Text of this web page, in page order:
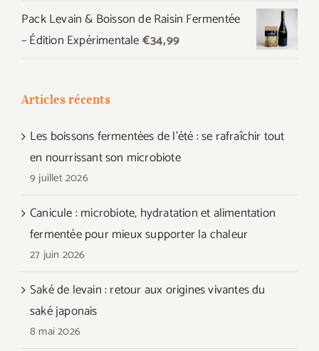
Pack Levain & Boisson de Raisin Fermentée
– Édition Expérimentale€34,99
Articles récents
Les boissons fermentées de l’été : se rafraîchir tout
en nourrissant son microbiote
9 juillet 2026
Canicule : microbiote, hydratation et alimentation
fermentée pour mieux supporter la chaleur
27 juin 2026
Saké de levain : retour aux origines vivantes du
saké japonais
8 mai 2026